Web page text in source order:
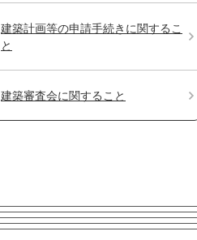
建築計画等の申請手続きに関するこ
と
建築審査会に関すること